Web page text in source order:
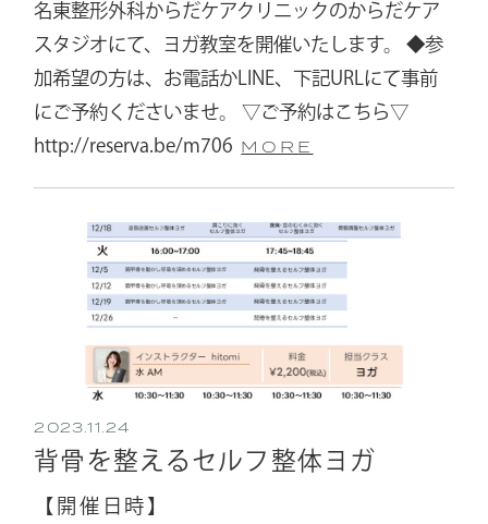
名東整形外科からだケアクリニックのからだケア
スタジオにて、ヨガ教室を開催いたします。 ◆参
加希望の方は、お電話かLINE、下記URLにて事前
にご予約くださいませ。 ▽ご予約はこちら▽
http://reserva.be/m706 MORE
2023.11.24
背骨を整えるセルフ整体ヨガ
【開催日時】